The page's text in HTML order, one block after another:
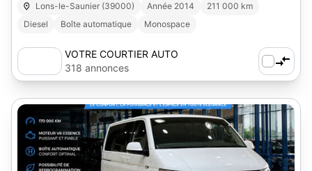
Lons-le-Saunier (39000) Année 2014
211 000 km
Diesel
Boîte automatique Monospace
VOTRE COURTIER AUTO
318 annonces